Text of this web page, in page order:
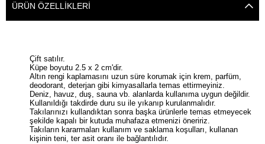
ÜRÜN ÖZELLIKLERI
Çift satılır.
Küpe boyutu 2.5 x 2 cm'dir.
Altın rengi kaplamasını uzun süre korumak için krem, parfüm,
deodorant, deterjan gibi kimyasallarla temas ettirmeyiniz.
Deniz, havuz, duş, sauna vb. alanlarda kullanıma uygun değildir.
Kullanıldığı takdirde duru su ile yıkanıp kurulanmalıdır.
Takılarınızı kullandıktan sonra başka ürünlerle temas etmeyecek
şekilde kapalı bir kutuda muhafaza etmenizi öneririz.
Takıların kararmaları kullanım ve saklama koşulları, kullanan
kişinin teni, ter asit oranı ile bağlantılıdır.